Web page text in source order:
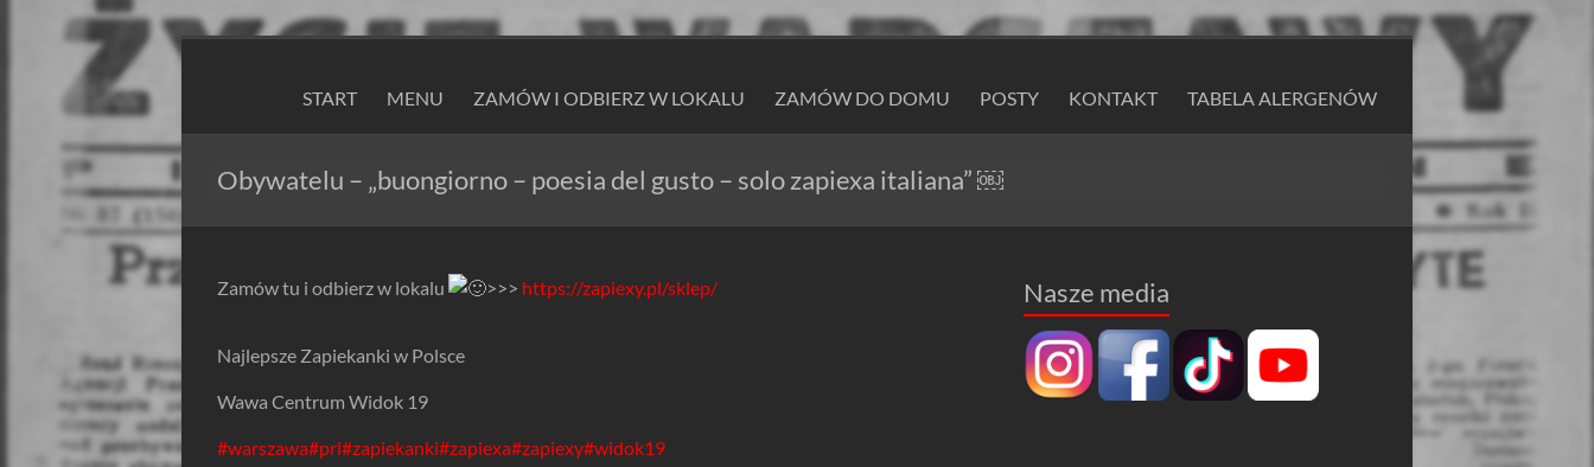
Skip
ZAPIEXY
LUXUSOWE
–
SMAK
PRL`U
Są
Zapiekanki
są
START MENU ZAMÓW I ODBIERZ W LOKALU ZAMÓW DO DOMU POSTY KONTAKT TABELA ALERGENÓW
Obywatelu – „buongiorno – poesia del gusto – solo zapiexa italiana” ￼
Zamów tu i odbierz w lokalu >>> https://zapiexy.pl/sklep/
Najlepsze Zapiekanki w Polsce
Wawa Centrum Widok 19
#warszawa#prl#zapiekanki#zapiexa#zapiexy#widok19
Nasze media